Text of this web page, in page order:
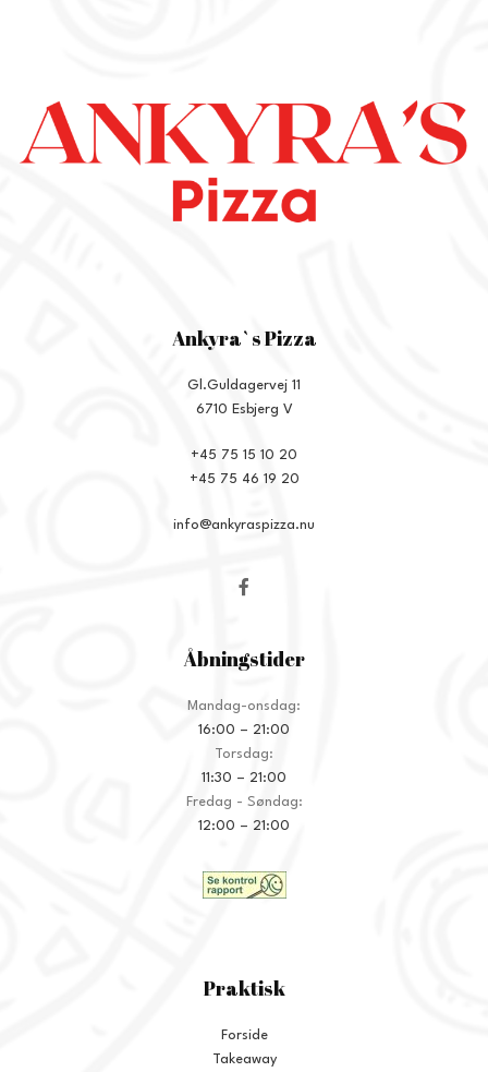
Ankyra`s Pizza
Gl.Guldagervej 11
6710 Esbjerg V
+45 75 15 10 20
+45 75 46 19 20
info@ankyraspizza.nu
Åbningstider
Mandag-onsdag:
16:00 – 21:00
Torsdag:
11:30 – 21:00
Fredag - Søndag:
12:00 – 21:00
Praktisk
Forside
Takeaway